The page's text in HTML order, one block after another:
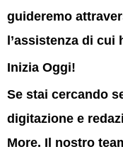
guideremo
l’assistenza di cui
Inizia Oggi!
Se stai cercando
digitazione e
More. Il nostro